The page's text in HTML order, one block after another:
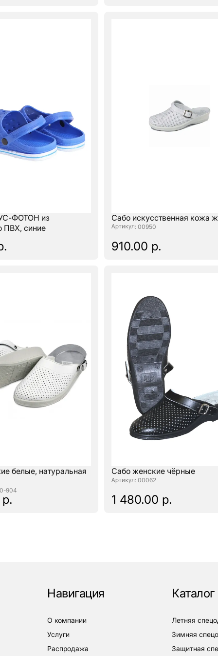
ФОТОН из
ПВХ, синие
Сабо искусственная кожа
: 00950
910.00 р.
белые, натуральная
904
Сабо женские чёрные
: 00062
1 480.00 р.
Навигация
о компании
услуги
распродажа
Каталог
летняя
зимняя
защитная